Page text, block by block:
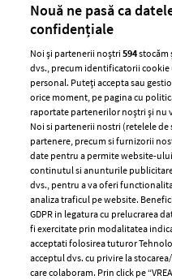
ELLE Style Awards
2024
Despre ELLE
Romania
Contact
Abonamente
Nouă ne pasă ca
confidențiale
Noi și partenerii noștri594stocăm
dvs., precum identificatorii
personal. Puteți accepta sau
orice moment, pe pagina cu
raportate partenerilor noștri și nu
Noi si partenerii nostri (retelele
partenere, precum si furnizorii
date pentru a permite website-
continutul si anunturile
dvs., pentru a va oferi
analiza traficul pe website.
GDPR in legatura cu prelucrarea
fi exercitate prin modalitatea
acceptati folosirea tuturor
acceptul dvs. cu privire la
care colaboram. Prin click pe